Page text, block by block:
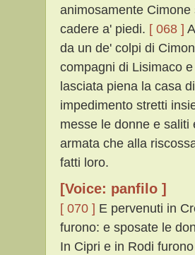
animosamente
cadere a' piedi. [ 068 ]
da un de' colpi di
compagni di Lisimaco
lasciata piena la casa
impedimento stretti
messe le donne e
armata che alla
fatti loro.
[Voice: panfilo ]
[ 070 ] E pervenuti in
furono: e sposate le
In Cipri e in Rodi